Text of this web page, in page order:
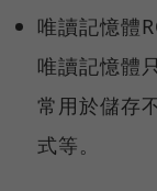
唯讀記憶體
唯讀記憶體
常用於儲存
式等。